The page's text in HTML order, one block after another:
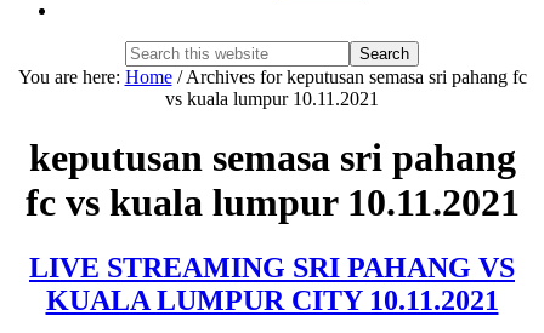
Search
this
website
Hide
Search
You are here: Home /Archives for keputusan semasa sri pahang fc
vs kuala lumpur 10.11.2021
keputusan semasa sri pahang
fc vs kuala lumpur 10.11.2021
LIVE STREAMING SRI PAHANG VS
KUALA LUMPUR CITY 10.11.2021